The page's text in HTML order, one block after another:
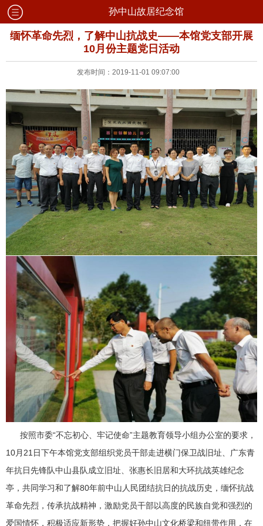
孙中山故居纪念馆
缅怀革命先烈，了解中山抗战史——本馆党支部开展
10月份主题党日活动
发布时间：2019-11-01 09:07:00
按照市委“不忘初心、牢记使命”主题教育领导小组办公室的要求，
10月21日下午本馆党支部组织党员干部走进横门保卫战旧址、广东青
年抗日先锋队中山县队成立旧址、张惠长旧居和大环抗战英雄纪念
亭，共同学习和了解80年前中山人民团结抗日的抗战历史，缅怀抗战
革命先烈，传承抗战精神，激励党员干部以高度的民族自觉和强烈的
爱国情怀，积极适应新形势，把握好孙中山文化桥梁和纽带作用，在